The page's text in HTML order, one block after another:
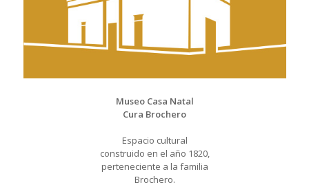
Museo Casa Natal
Cura Brochero
Espacio cultural
construido en el año 1820,
perteneciente a la familia
Brochero.